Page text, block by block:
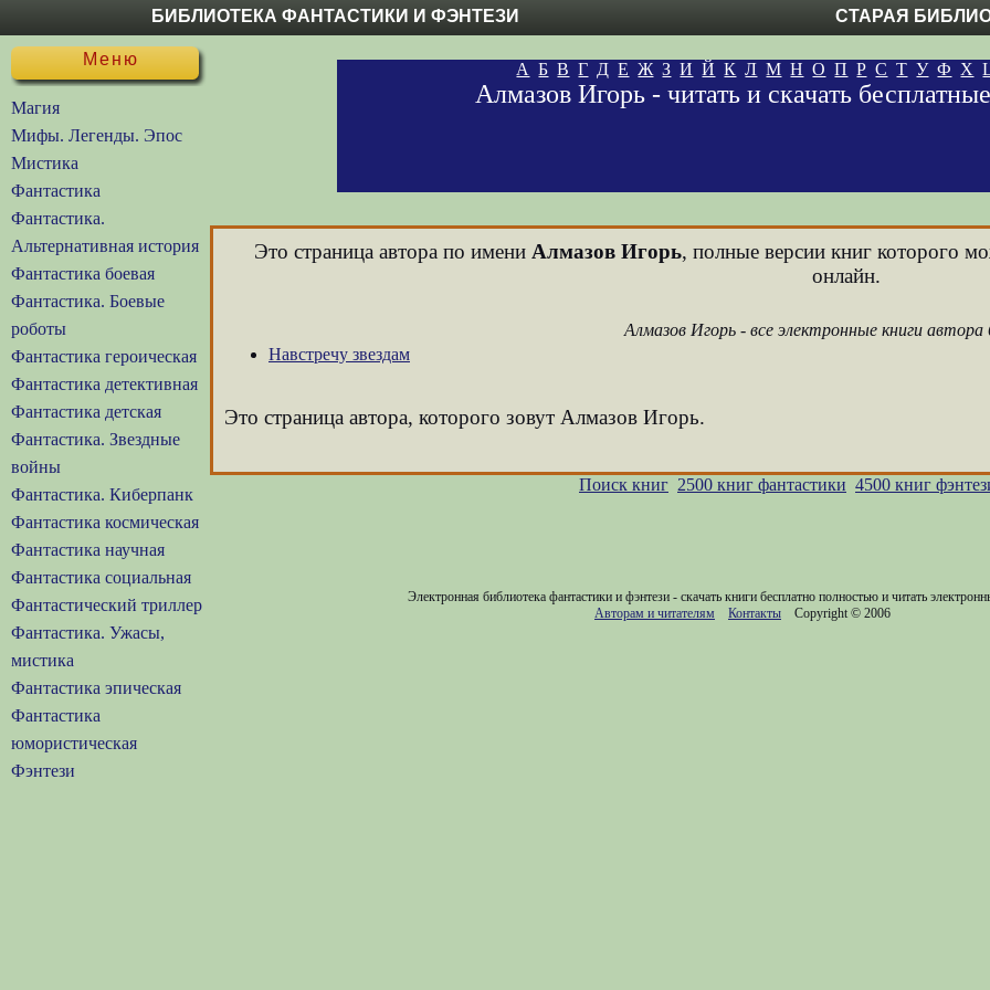
БИБЛИОТЕКА ФАНТАСТИКИ И ФЭНТЕЗИ СТАРАЯ
Меню
Магия
Мифы. Легенды. Эпос
Мистика
Фантастика
Фантастика.
Альтернативная история
Фантастика боевая
Фантастика. Боевые
роботы
Фантастика героическая
Фантастика детективная
Фантастика детская
Фантастика. Звездные
войны
Фантастика. Киберпанк
Фантастика космическая
Фантастика научная
Фантастика социальная
Фантастический триллер
Фантастика. Ужасы,
мистика
Фантастика эпическая
Фантастика
юмористическая
Фэнтези
А Б В Г Д Е Ж З И Й К Л М Н О П Р С Т У Ф Х
Алмазов Игорь - читать и скачать
Это страница автора по имени Алмазов Игорь, полные версии книг которого
онлайн.
Алмазов Игорь - все электронные книги автора
Навстречу звездам
Это страница автора, которого зовут Алмазов Игорь.
Поиск книг 2500 книг фантастики 4500 книг
Электронная библиотека фантастики и фэнтези - скачать книги бесплатно полностью и читать
Авторам и читателям
Контакты Copyright © 2006